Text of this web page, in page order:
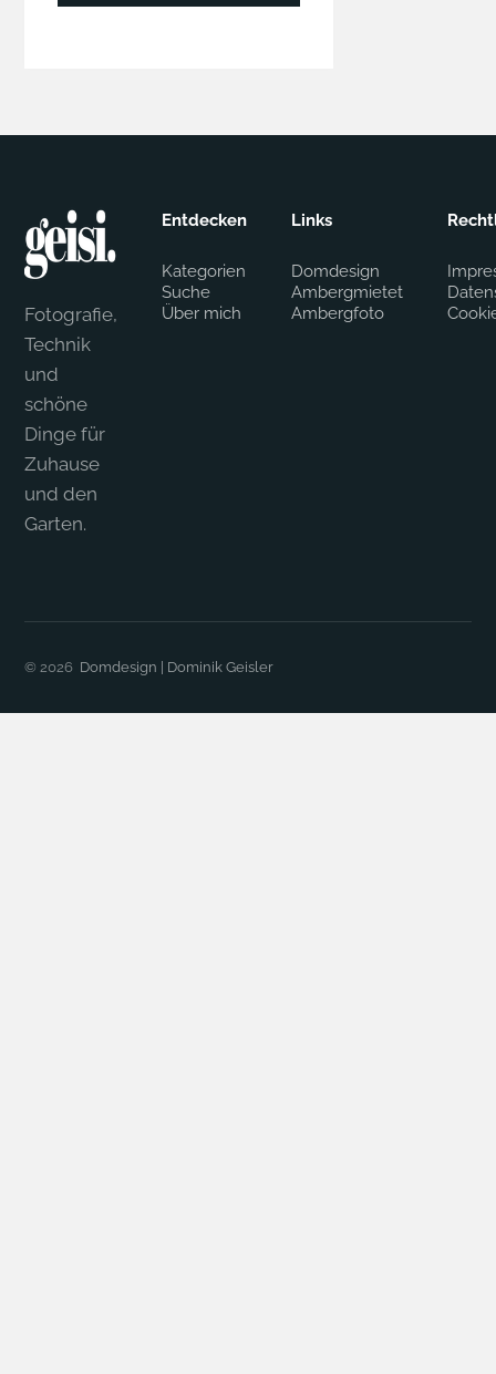
Fotografie,
Technik
und
schöne
Dinge für
Zuhause
und den
Garten.
Entdecken
Kategorien
Suche
Über mich
Links
Domdesign
Ambergmietet
Ambergfoto
© 2026 Domdesign | Dominik Geisler